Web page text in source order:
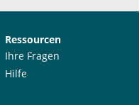
Ressourcen
Ihre Fragen
Hilfe